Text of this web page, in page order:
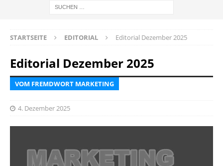
STARTSEITE EDITORIAL Editorial Dezember 2025
Editorial Dezember 2025
VOM FREMDWORT MARKETING
4. Dezember 2025